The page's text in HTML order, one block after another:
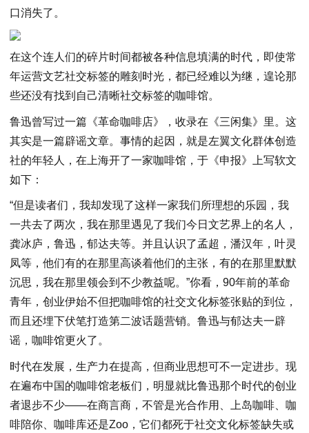
口消失了。
在这个连人们的碎片时间都被各种信息填满的时代，即使常
年运营文艺社交标签的雕刻时光，都已经难以为继，遑论那
些还没有找到自己清晰社交标签的咖啡馆。
鲁迅曾写过一篇《革命咖啡店》，收录在《三闲集》里。这
其实是一篇辟谣文章。事情的起因，就是左翼文化群体创造
社的年轻人，在上海开了一家咖啡馆，于《申报》上写软文
如下：
“但是读者们，我却发现了这样一家我们所理想的乐园，我
一共去了两次，我在那里遇见了我们今日文艺界上的名人，
龚冰庐，鲁迅，郁达夫等。并且认识了孟超，潘汉年，叶灵
凤等，他们有的在那里高谈着他们的主张，有的在那里默默
沉思，我在那里领会到不少教益呢。”你看，90年前的革命
青年，创业伊始不但把咖啡馆的社交文化标签张贴的到位，
而且还埋下伏笔打造第二波话题营销。鲁迅与郁达夫一辟
谣，咖啡馆更火了。
时代在发展，生产力在提高，但商业思想可不一定进步。现
在遍布中国的咖啡馆老板们，明显就比鲁迅那个时代的创业
者退步不少——在商言商，不管是光合作用、上岛咖啡、咖
啡陪你、咖啡库还是Zoo，它们都死于社交文化标签缺失或